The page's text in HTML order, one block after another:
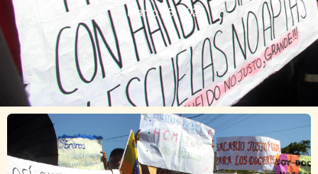
marzo 18, 2025